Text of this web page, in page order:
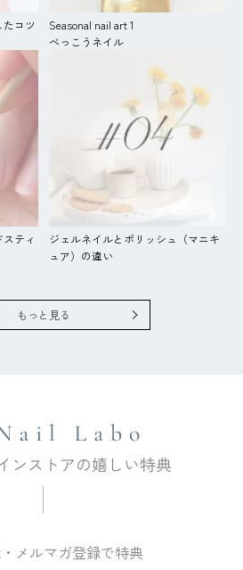
コツ
Seasonal nail art 1
べっこうネイル
ティ
ジェルネイルとポリッシュ（マニキ
ュア）の違い
もっと見る
メルマガ登録で特典